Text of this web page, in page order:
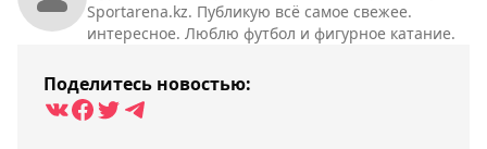
Sportarena.kz. Публикую всё самое свежее.
интересное. Люблю футбол и фигурное катание.
Поделитесь новостью: